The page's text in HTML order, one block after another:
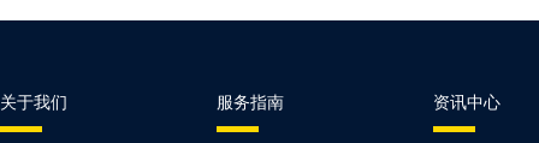
关于我们 服务指南 资讯中心